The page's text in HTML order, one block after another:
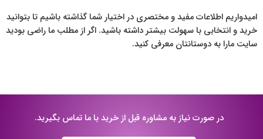
امیدواریم اطلاعات مفید و مختصری در اختیار شما گذاشته باشیم تا بتوانید
خرید و انتخابی با سهولت بیشتر داشته باشید. اگر از مطلب ما راضی بودید
سایت مارا به دوستانتان معرفی کنید.
در صورت نیاز به مشاوره قبل از خرید با ما تماس بگیرید.